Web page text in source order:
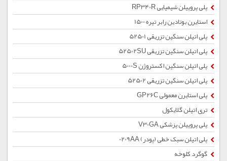
پلی پروپیلن شیمیایی RP340R
استایرن بوتادین رابر تیره 1500
پلی اتیلن سنگین تزریقی 52501
پلی اتیلن سنگین تزریقی 52502SU
پلی اتیلن سنگین اکستروژن 5000S
پلی اتیلن سنگین تزریقی 52502
پلی استایرن معمولی GP26C
تری اتیلن گلایکول
پلی پروپیلن پزشکی V30GA
پلی اتیلن سبک خطی (پودر) 0209AA
گوگرد کلوخه